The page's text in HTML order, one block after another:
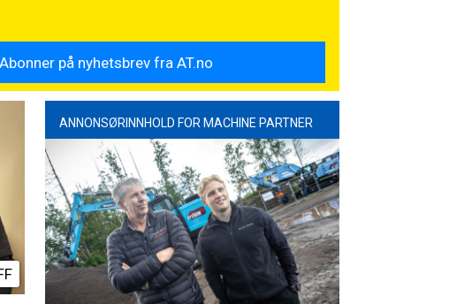
ANNONSØRINNHOLD FOR MACHINE PARTNER